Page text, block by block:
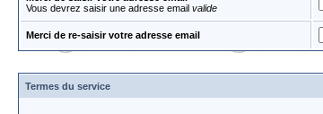
Vous devrez saisir une adresse email valide
Merci de re-saisir votre adresse email
Termes du service